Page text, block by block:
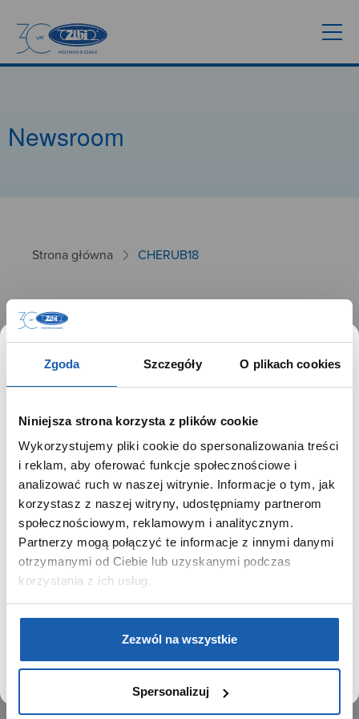
Zgoda Szczegóły O plikach cookies
Niniejsza strona korzysta z plików cookie
Wykorzystujemy pliki cookie do spersonalizowania treści
i reklam, aby oferować funkcje społecznościowe i
analizować ruch w naszej witrynie. Informacje o tym, jak
korzystasz z naszej witryny, udostępniamy partnerom
społecznościowym, reklamowym i analitycznym.
Partnerzy mogą połączyć te informacje z innymi danymi
otrzymanymi od Ciebie lub uzyskanymi podczas
korzystania z ich usług.
Zezwól na wszystkie
Spersonalizuj
Newsroom
Strona główna CHERUB18
CHERUB18
26.01.2025
GRUPA ZIBI
Historia
Misja, wizja i wartości Grupy Zibi
Ważne daty
Kariera
Zgoda na ciasteczka
PRODUKTY
Kalkulatory
SIECI SPRZEDAŻY
SZANOWNY UŻYTKOWNIKU,
SZANOWNA UŻYTKOWNICZKO
Używamy plików cookie w celach analitycznych,
statystycznych i marketingowych, w tym aby analizować
ruch w tej witrynie, optymalizować jej działanie oraz
zapamiętywać Twoje preferencje.